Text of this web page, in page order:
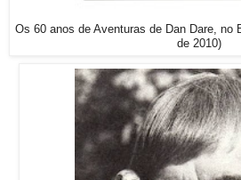
Os 60 anos de Aventuras de Dan Dare, no
de 2010)